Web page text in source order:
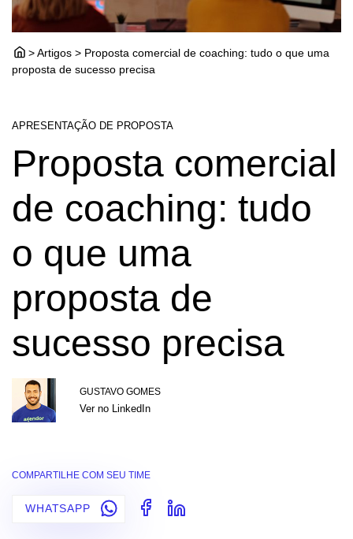
> Artigos > Proposta comercial de coaching: tudo o que uma
proposta de sucesso precisa
APRESENTAÇÃO DE PROPOSTA
Proposta comercial
de coaching: tudo
o que uma
proposta de
sucesso precisa
GUSTAVO GOMES
Ver no LinkedIn
COMPARTILHE COM SEU TIME
WHATSAPP